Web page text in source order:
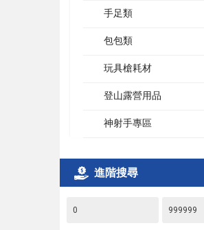
手足類
包包類
玩具槍耗材
登山露營用品
神射手專區
進階搜尋